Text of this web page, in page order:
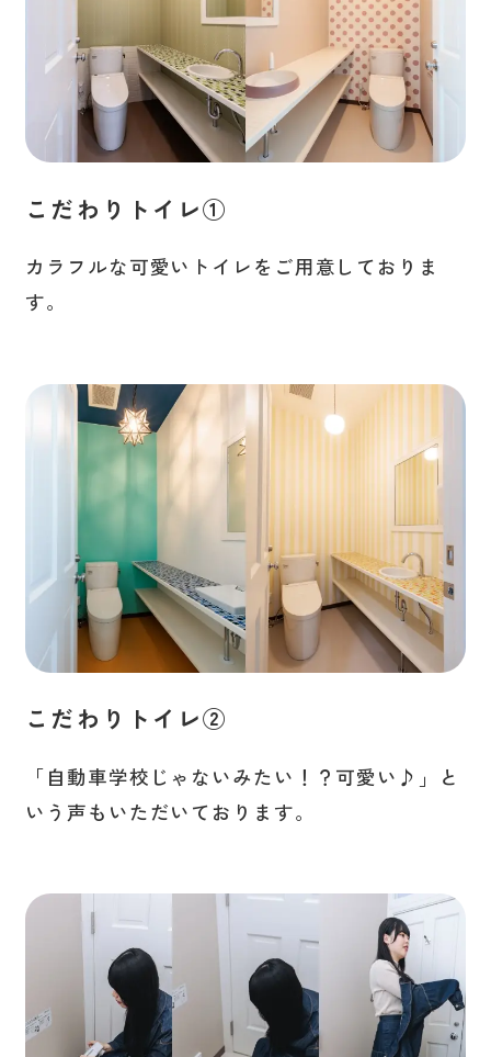
こだわりトイレ①
カラフルな可愛いトイレをご用意しておりま
す。
こだわりトイレ②
「自動車学校じゃないみたい！？可愛い♪」と
いう声もいただいております。